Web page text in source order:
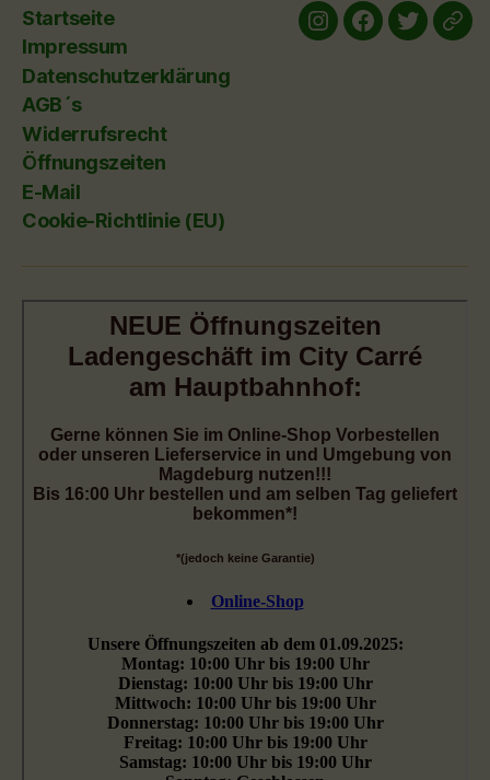
Startseite
Impressum
Datenschutzerklärung
AGB´s
Widerrufsrecht
Öffnungszeiten
E-Mail
Cookie-Richtlinie (EU)
InstagramFacebook
twitter